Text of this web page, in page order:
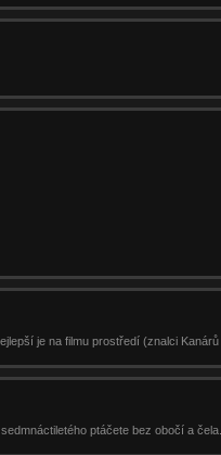
je na filmu prostředí (znalci
ptáčete bez obočí a